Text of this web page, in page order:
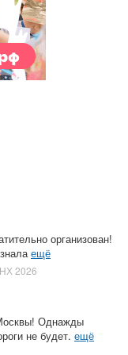
организован!
ещё
2026
Однажды
не будет. ещё